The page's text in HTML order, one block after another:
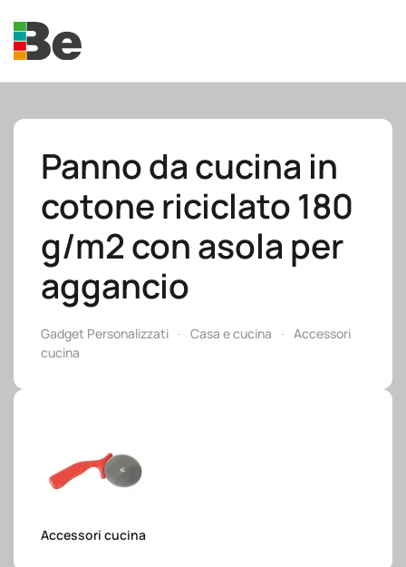
Skip to main content
Panno da cucina in
cotone riciclato 180
g/m2 con asola per
aggancio
Gadget Personalizzati Casa e cucina
Accessori
cucina
Accessori cucina